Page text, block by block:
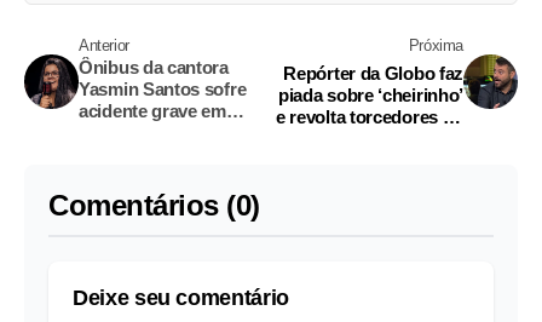
Anterior
Ônibus da cantora
Yasmin Santos sofre
acidente grave em
Próxima
Repórter da Globo faz
piada sobre ‘cheirinho’
e revolta torcedores do
Comentários (0)
Deixe seu comentário